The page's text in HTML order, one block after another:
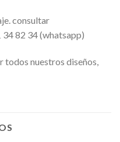
consultar
34 82 34 (whatsapp)
todos nuestros diseños,